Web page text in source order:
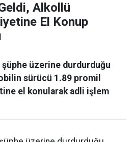
Alkollü
El Konup
üzerine durdurduğu
sürücü 1.89 promil
el konularak adli işlem